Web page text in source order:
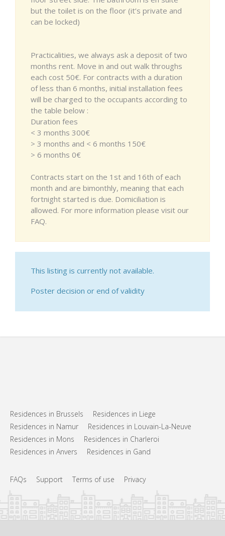
but the toilet is on the floor (it’s private and
can be locked)
Practicalities, we always ask a deposit of two
months rent. Move in and out walk throughs
each cost 50€. For contracts with a duration
of less than 6 months, initial installation fees
will be charged to the occupants according to
the table below :
Duration fees
< 3 months 300€
> 3 months and < 6 months 150€
> 6 months 0€
Contracts start on the 1st and 16th of each
month and are bimonthly, meaning that each
fortnight started is due. Domiciliation is
allowed. For more information please visit our
FAQ.
This listing is currently not available.
Poster decision or end of validity
Residences in Brussels
Residences in Liege
Residences in Namur
Residences in Louvain-La-Neuve
Residences in Mons
Residences in Charleroi
Residences in Anvers
Residences in Gand
FAQs Support Terms of use Privacy